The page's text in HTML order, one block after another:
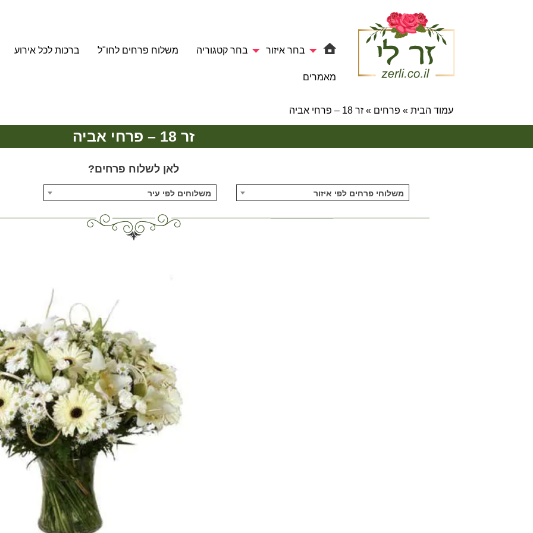
בחר איזור בחר קטגוריה משלוח פרחים לחו"ל ברכות לכל אירוע
מאמרים
עמוד הבית » פרחים » זר 18 – פרחי אביה
זר 18 – פרחי אביה
לאן לשלוח פרחים?
משלוחי פרחים לפי איזור משלוחים לפי עיר